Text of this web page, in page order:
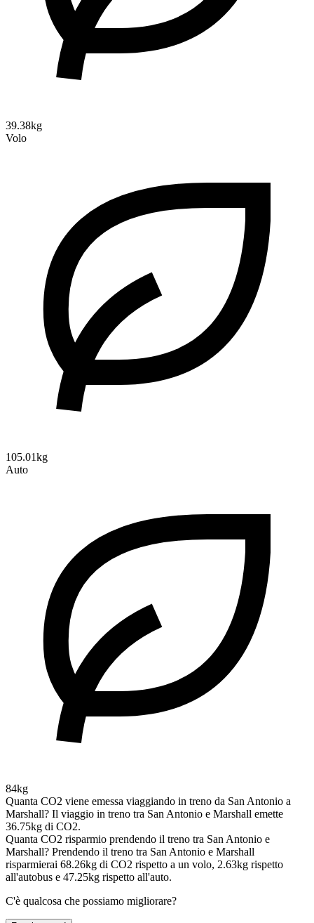
39.38kg
Volo
105.01kg
Auto
84kg
Quanta CO2 viene emessa viaggiando in treno da San Antonio a
Marshall? Il viaggio in treno tra San Antonio e Marshall emette
36.75kg di CO2.
Quanta CO2 risparmio prendendo il treno tra San Antonio e
Marshall? Prendendo il treno tra San Antonio e Marshall
risparmierai 68.26kg di CO2 rispetto a un volo, 2.63kg rispetto
all'autobus e 47.25kg rispetto all'auto.
C'è qualcosa che possiamo migliorare?